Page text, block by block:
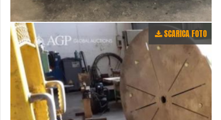
SCARICA FOTO